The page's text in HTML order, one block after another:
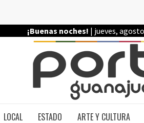
¡Buenas noches! | jueves,
LOCAL ESTADO ARTE Y CULTURA